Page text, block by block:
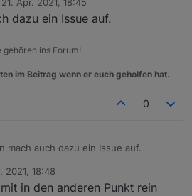
von
dazu ein Issue auf.
gehören ins Forum!
im Beitrag wenn er euch geholfen hat.
0
mach auch dazu ein Issue auf.
2021, 18:48
in den anderen Punkt rein